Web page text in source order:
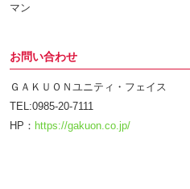
マン
お問い合わせ
ＧＡＫＵＯＮユニティ・フェイス
TEL:0985-20-7111
HP： https://gakuon.co.jp/